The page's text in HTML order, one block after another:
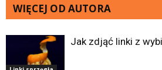
WIĘCEJ OD AUTORA
Jak zdjąć linki z